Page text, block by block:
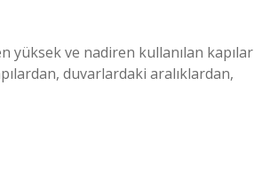
yüksek ve nadiren kullanılan kapılar
duvarlardaki aralıklardan,